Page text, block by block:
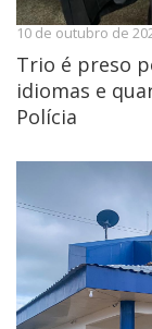
10 de outubro de
Trio é preso
idiomas e
Polícia